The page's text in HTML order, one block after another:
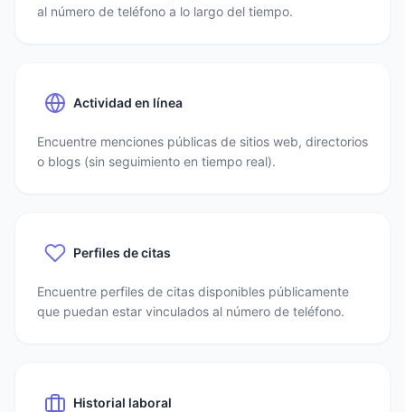
al número de teléfono a lo largo del tiempo.
Actividad en línea
Encuentre menciones públicas de sitios web, directorios
o blogs (sin seguimiento en tiempo real).
Perfiles de citas
Encuentre perfiles de citas disponibles públicamente
que puedan estar vinculados al número de teléfono.
Historial laboral